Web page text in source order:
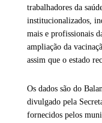
trabalhadores da
institucionalizados,
mais e profissionais
ampliação da
assim que o estado
Os dados são do
divulgado pela
fornecidos pelos